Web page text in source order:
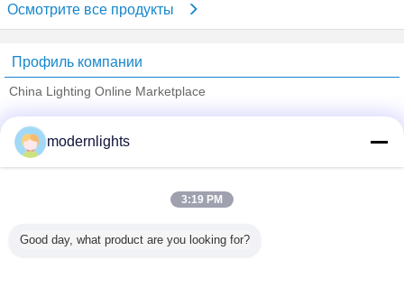
Осмотрите все продукты
Профиль компании
China Lighting Online Marketplace
Trust Seal
Verified Suplier
Все продукты
modernlights
3:19 PM
Good day, what product are you looking for?